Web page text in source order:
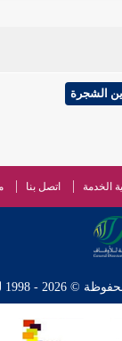
الشجرة
الخدمة اتصل بنا
لشبكة إسلام ويب